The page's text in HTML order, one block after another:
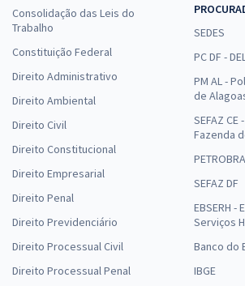
Consolidação das Leis do
Trabalho
Constituição Federal
Direito Administrativo
Direito Ambiental
Direito Civil
Direito Constitucional
Direito Empresarial
Direito Penal
Direito Previdenciário
Direito Processual Civil
Direito Processual Penal
SEDES
PC DF -
PM AL -
de
SEFAZ
Fazenda
SEFAZ DF
EBSERH
Serviços
Banco do
IBGE